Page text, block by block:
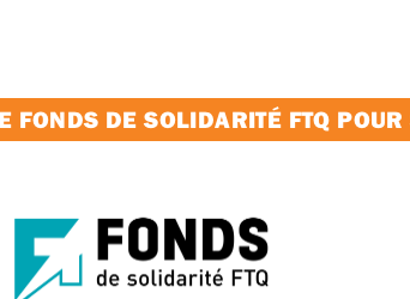
FONDS DE SOLIDARITÉ FTQ